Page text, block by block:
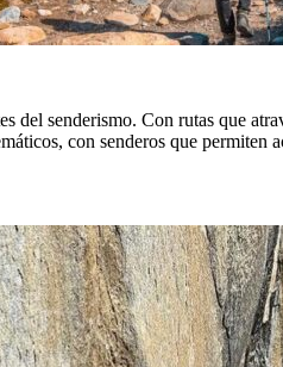
del senderismo. Con rutas que
con senderos que